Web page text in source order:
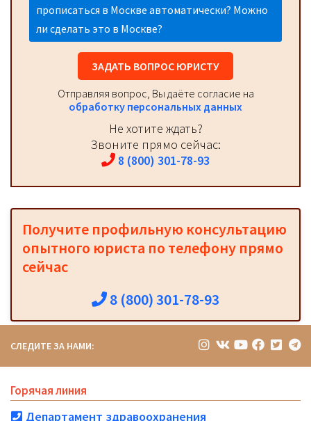
прописаться в Москве автоматически? Можно
ли сделать это в Москве?
ЗАДАТЬ ВОПРОС ЮРИСТУ
Отправляя вопрос, Вы даёте согласие на
обработку персональных данных
Не хотите ждать?
Звоните прямо сейчас:
8 (800) 301-78-93
Получите профильную консультацию
опытного юриста по телефону прямо
сейчас
8 (800) 301-78-93
СЛЕДИТЕ ЗА НАМИ:
Горячая линия
Департамент здравоохранения